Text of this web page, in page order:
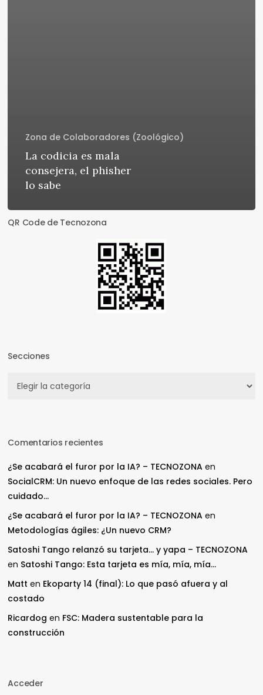
Zona de Colaboradores (Zoológico)
La codicia es mala
consejera, el phisher
lo sabe
QR Code de Tecnozona
Secciones
Comentarios recientes
¿Se acabará el furor por la IA? – TECNOZONA en
SocialCRM: Un nuevo enfoque de las redes sociales. Pero
cuidado…
¿Se acabará el furor por la IA? – TECNOZONA en
Metodologías ágiles: ¿Un nuevo CRM?
Satoshi Tango relanzó su tarjeta… y yapa – TECNOZONA
en Satoshi Tango: Esta tarjeta es mía, mía, mía…
Matt en Ekoparty 14 (final): Lo que pasó afuera y al
costado
Ricardog en FSC: Madera sustentable para la
construcción
Acceder